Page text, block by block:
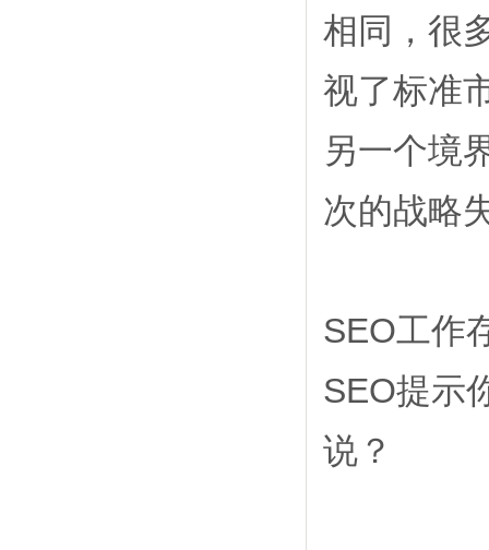
相同，很
视了标准
另一个境
次的战略
SEO工作
SEO提示
说？